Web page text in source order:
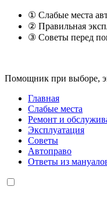
① Слабые места
② Правильная
③ Советы перед
Помощник при выборе,
Главная
Слабые места
Ремонт и
Эксплуатация
Советы
Автоправо
Ответы из